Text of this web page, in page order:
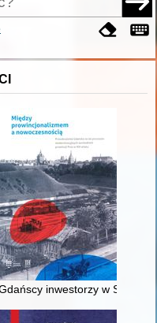
drawskiego od
inwestorzy w